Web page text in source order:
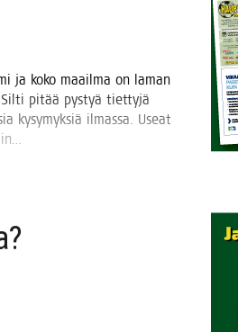
ja koko maa­il­ma on laman
Sil­ti pitää pys­tyä tiet­ty­jä
kysy­myk­siä ilmas­sa. Useat